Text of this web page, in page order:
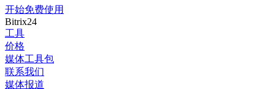
开始免费使用
Bitrix24
工具
价格
媒体工具包
联系我们
媒体报道